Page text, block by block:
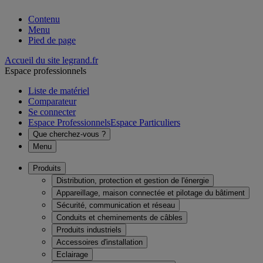
Contenu
Menu
Pied de page
Accueil du site legrand.fr
Espace professionnels
Liste de matériel
Comparateur
Se connecter
Espace ProfessionnelsEspace Particuliers
Que cherchez-vous ?
Menu
Produits
Distribution, protection et gestion de l'énergie
Appareillage, maison connectée et pilotage du bâtiment
Sécurité, communication et réseau
Conduits et cheminements de câbles
Produits industriels
Accessoires d'installation
Eclairage